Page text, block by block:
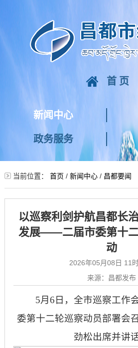
首页
新闻中心
政务服务
当前位置： 首页 / 新闻中心/ 昌都要闻
以巡察利剑护航昌都长
发展——二届市委第十
动
2026年05月08日 11
来源：昌都发布
5月6日，全市巡察工作
委第十二轮巡察动员部署会
劲松出席并讲话